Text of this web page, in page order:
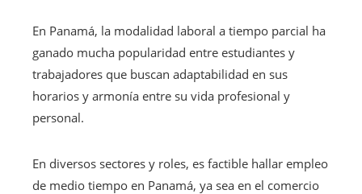
En Panamá, la modalidad laboral a tiempo parcial ha
ganado mucha popularidad entre estudiantes y
trabajadores que buscan adaptabilidad en sus
horarios y armonía entre su vida profesional y
personal.
En diversos sectores y roles, es factible hallar empleo
de medio tiempo en Panamá, ya sea en el comercio